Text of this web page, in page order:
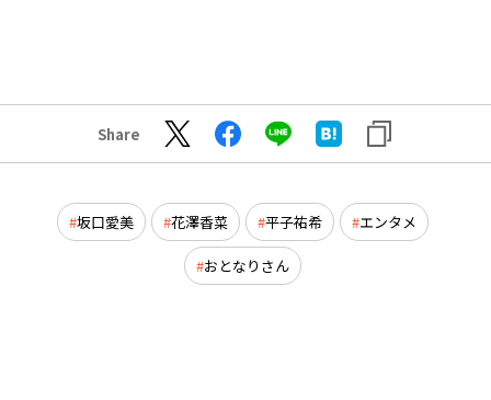
Share
坂口愛美 花澤香菜 平子祐希 エンタメ
おとなりさん